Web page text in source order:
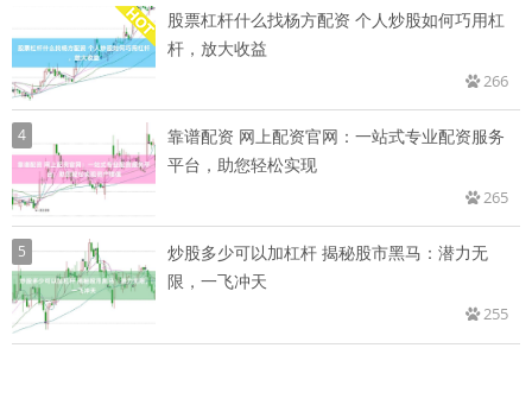
股票杠杆什么找杨方配资 个人炒股如何巧用杠
杆，放大收益
266
4
靠谱配资 网上配资官网：一站式专业配资服务
平台，助您轻松实现
265
5
炒股多少可以加杠杆 揭秘股市黑马：潜力无
限，一飞冲天
255